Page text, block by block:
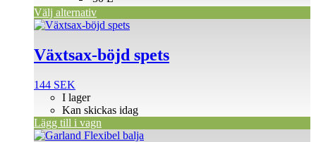
Välj alternativ
på
produktsidan
Växtsax-böjd spets
144 SEK
I lager
Kan skickas idag
Lägg till i vagn
Den